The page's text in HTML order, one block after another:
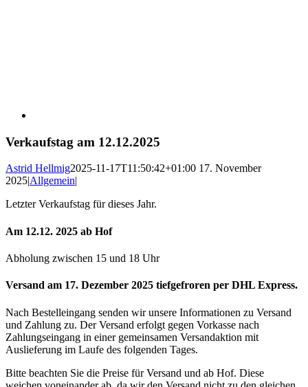
Verkaufstag am 12.12.2025
Astrid Hellmig2025-11-17T11:50:42+01:00 17. November
2025|Allgemein|
Letzter Verkaufstag für dieses Jahr.
Am 12.12. 2025 ab Hof
Abholung zwischen 15 und 18 Uhr
Versand am 17. Dezember 2025 tiefgefroren per DHL Express.
Nach Bestelleingang senden wir unsere Informationen zu Versand
und Zahlung zu. Der Versand erfolgt gegen Vorkasse nach
Zahlungseingang in einer gemeinsamen Versandaktion mit
Auslieferung im Laufe des folgenden Tages.
Bitte beachten Sie die Preise für Versand und ab Hof. Diese